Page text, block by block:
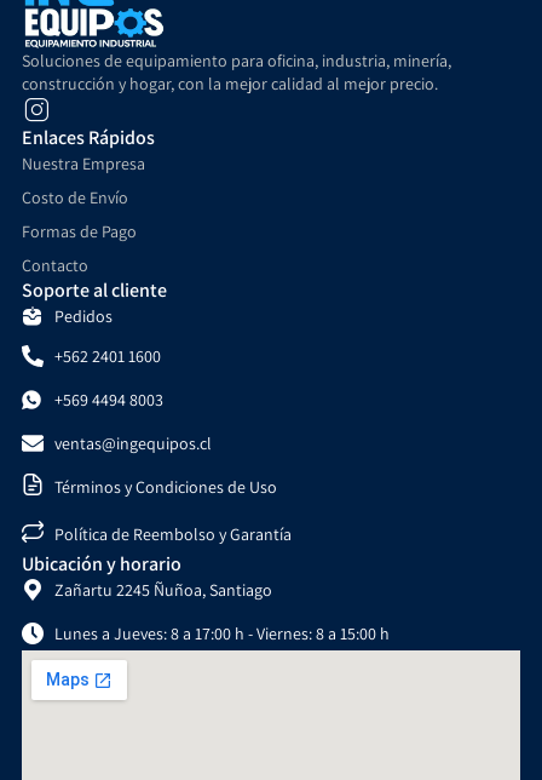
Soluciones de equipamiento para oficina, industria, minería,
construcción y hogar, con la mejor calidad al mejor precio.
Enlaces Rápidos
Nuestra Empresa
Costo de Envío
Formas de Pago
Contacto
Soporte al cliente
Pedidos
+562 2401 1600
+569 4494 8003
ventas@ingequipos.cl
Términos y Condiciones de Uso
Política de Reembolso y Garantía
Ubicación y horario
Zañartu 2245 Ñuñoa, Santiago
Lunes a Jueves: 8 a 17:00 h - Viernes: 8 a 15:00 h